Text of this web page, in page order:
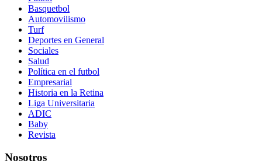
Basquetbol
Automovilismo
Turf
Deportes en General
Sociales
Salud
Política en el futbol
Empresarial
Historia en la Retina
Liga Universitaria
ADIC
Baby
Revista
Nosotros